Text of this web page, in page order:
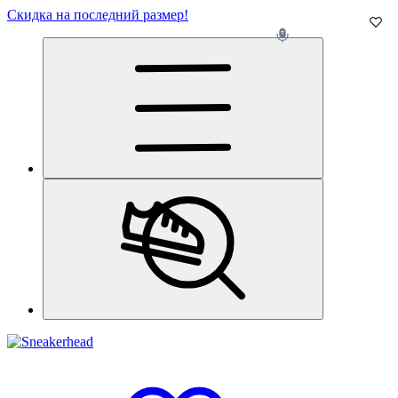
Скидка на последний размер!